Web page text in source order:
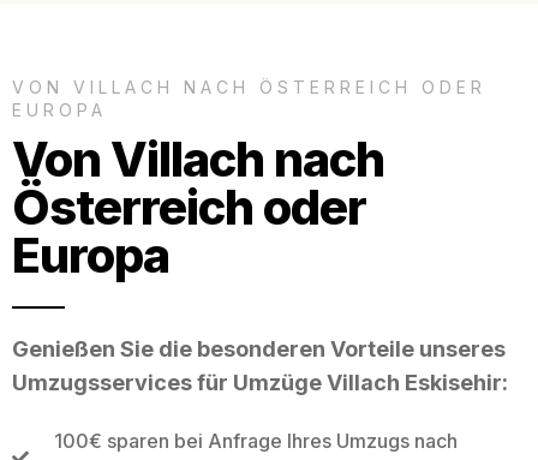
VON VILLACH NACH ÖSTERREICH ODER
EUROPA
Von Villach nach
Österreich oder
Europa
Genießen Sie die besonderen Vorteile unseres
Umzugsservices für Umzüge Villach Eskisehir:
100€ sparen bei Anfrage Ihres Umzugs nach